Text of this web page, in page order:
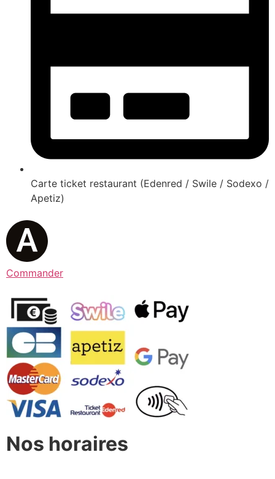
Carte ticket restaurant (Edenred / Swile / Sodexo /
Apetiz)
Commander
Nos horaires